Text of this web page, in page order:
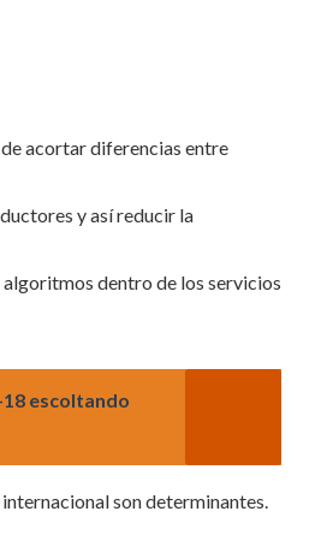
acortar diferencias entre
y así reducir la
dentro de los servicios
escoltando
son determinantes.